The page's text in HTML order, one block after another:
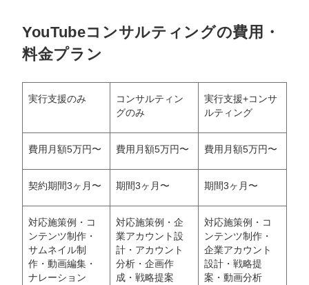
YouTubeコンサルティングの費用・
料金プラン
実行支援のみ
コンサルティン
グのみ
実行支援+コンサ
ルティング
費用月額5万円〜 費用月額5万円〜 費用月額5万円〜
契約期間3ヶ月〜 期間3ヶ月〜 期間3ヶ月〜
対応施策例・コ
ンテンツ制作・
サムネイル制
作・動画編集・
ナレーション
対応施策例・企
業アカウント設
計・アカウント
分析・企画作
成・戦略提案
対応施策例・コ
ンテンツ制作・
企業アカウント
設計・戦略提
案・動画分析